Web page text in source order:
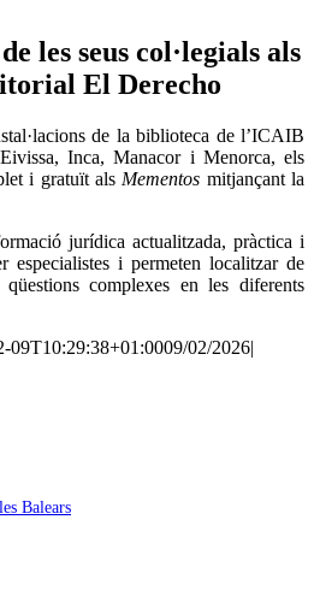
les seus col·legials als
El Derecho
de la biblioteca de l’ICAIB
Inca, Manacor i Menorca, els
i gratuït als Mementos mitjançant la
jurídica actualitzada, pràctica i
especialistes i permeten localitzar de
complexes en les diferents
09T10:29:38+01:0009/02/2026|
Balears